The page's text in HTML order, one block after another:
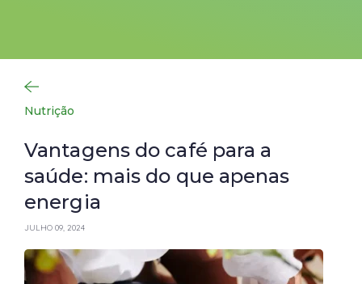
Nutrição
Vantagens do café para a
saúde: mais do que apenas
energia
JULHO 09, 2024